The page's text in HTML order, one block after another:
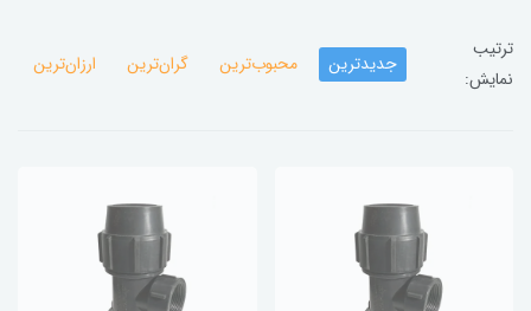
ترتیب
نمایش:
جدیدترین محبوب‌ترین گران‌ترین ارزان‌ترین